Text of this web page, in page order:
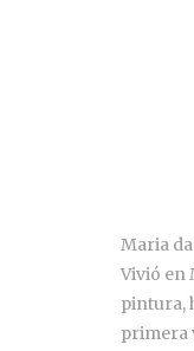
Maria
Vivió en
pintura,
primera